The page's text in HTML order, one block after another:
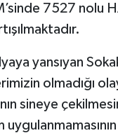
7527 nolu
yansıyan
olmadığı
sineye